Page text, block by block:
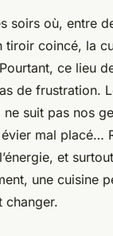
soirs où, entre
tiroir coincé, la
ce lieu
de frustration.
suit pas nos
mal placé…
et
une cuisine
changer.